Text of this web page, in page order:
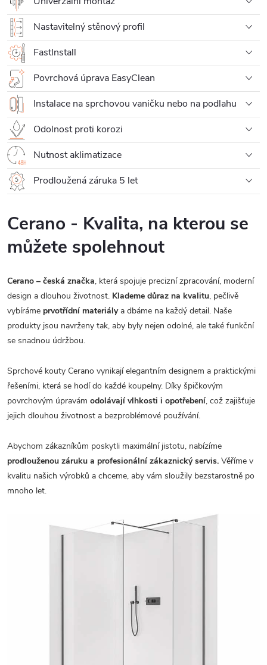
Nastavitelný stěnový profil
FastInstall
Povrchová úprava EasyClean
Instalace na sprchovou vaničku nebo na podlahu
Odolnost proti korozi
Nutnost aklimatizace
Prodloužená záruka 5 let
Cerano - Kvalita, na kterou se
můžete spolehnout
Cerano – česká značka, která spojuje precizní zpracování, moderní
design a dlouhou životnost. Klademe důraz na kvalitu, pečlivě
vybíráme prvotřídní materiálya dbáme na každý detail. Naše
produkty jsou navrženy tak, aby byly nejen odolné, ale také funkční
se snadnou údržbou.
Sprchové kouty Cerano vynikají elegantním designem a praktickými
řešeními, která se hodí do každé koupelny. Díky špičkovým
povrchovým úpravám odolávají vlhkosti i opotřebení, což zajišťuje
jejich dlouhou životnost a bezproblémové používání.
Abychom zákazníkům poskytli maximální jistotu, nabízíme
prodlouženou záruku a profesionální zákaznický servis. Věříme v
kvalitu našich výrobků a chceme, aby vám sloužily bezstarostně po
mnoho let.